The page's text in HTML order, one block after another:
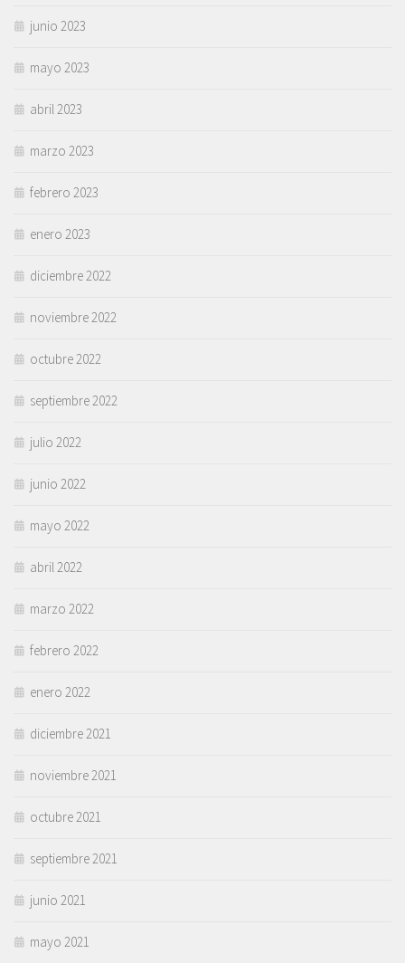
junio 2023
mayo 2023
abril 2023
marzo 2023
febrero 2023
enero 2023
diciembre 2022
noviembre 2022
octubre 2022
septiembre 2022
julio 2022
junio 2022
mayo 2022
abril 2022
marzo 2022
febrero 2022
enero 2022
diciembre 2021
noviembre 2021
octubre 2021
septiembre 2021
junio 2021
mayo 2021